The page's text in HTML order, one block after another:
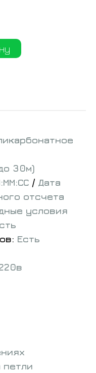
30м)
/ Дата
отсчета
условия
Есть
петли